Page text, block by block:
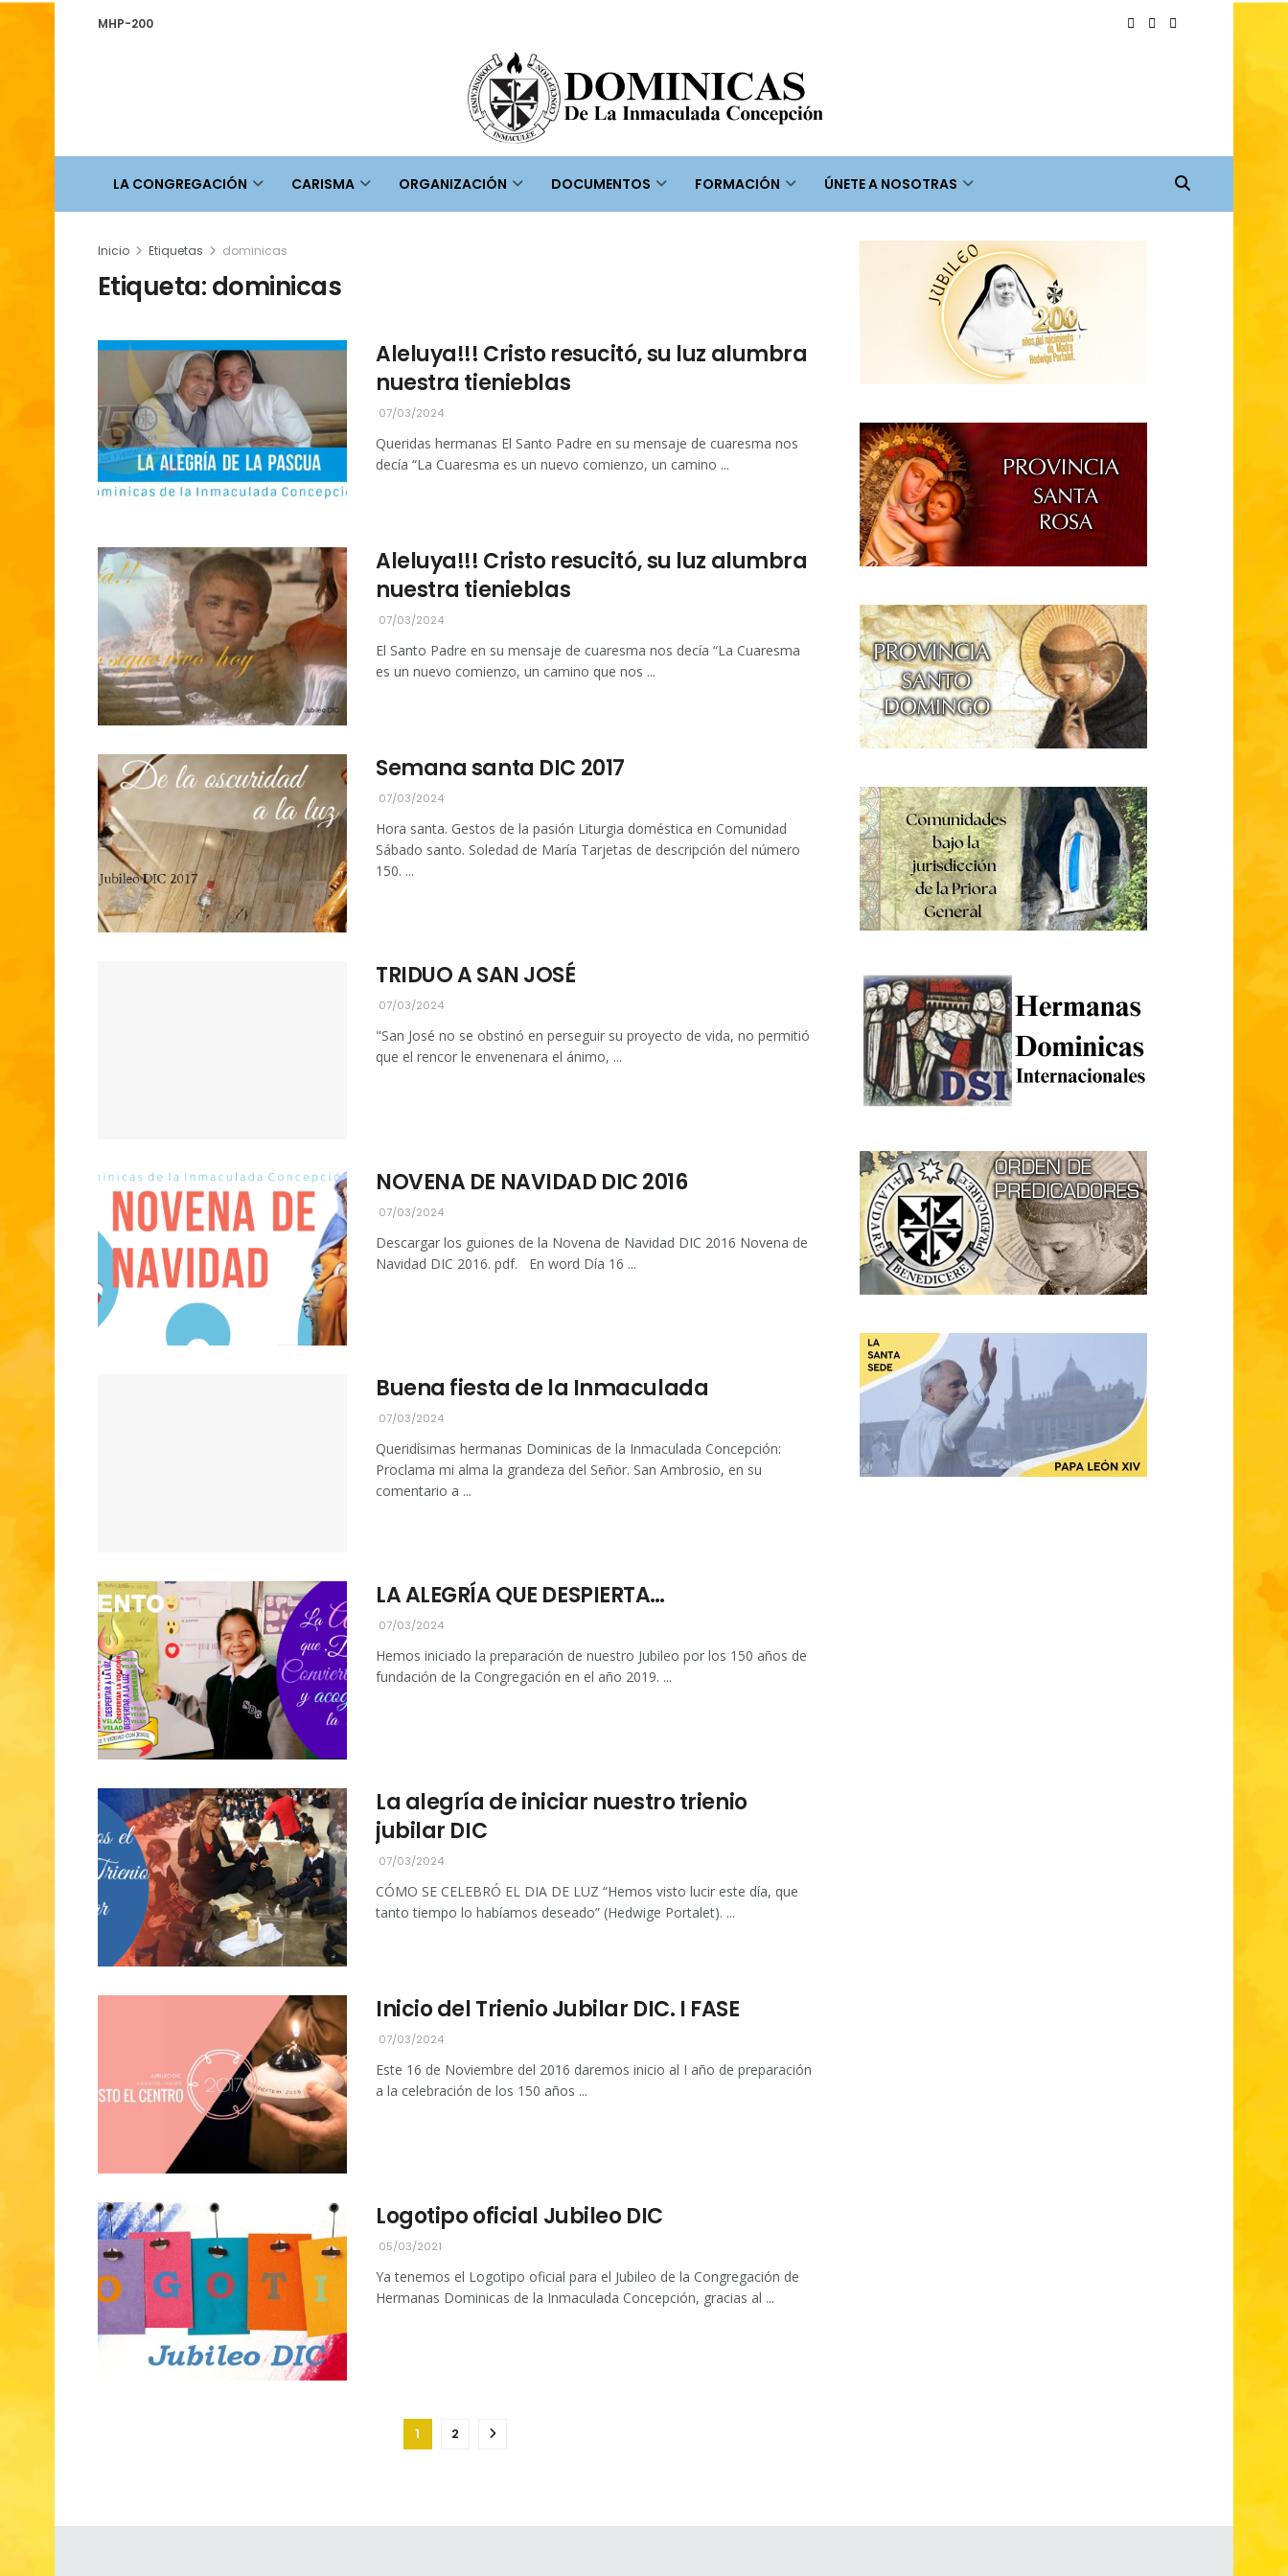
MHP-200
LA CONGREGACIÓN CARISMA ORGANIZACIÓN DOCUMENTOS FORMACIÓN ÚNETE A NOSOTRAS
Inicio Etiquetas dominicas
Etiqueta:dominicas
Aleluya!!! Cristo resucitó, su luz alumbra
nuestra tienieblas
07/03/2024
Queridas hermanas El Santo Padre en su mensaje de cuaresma nos
decía “La Cuaresma es un nuevo comienzo, un camino ...
Aleluya!!! Cristo resucitó, su luz alumbra
nuestra tienieblas
07/03/2024
El Santo Padre en su mensaje de cuaresma nos decía “La Cuaresma
es un nuevo comienzo, un camino que nos ...
Semana santa DIC 2017
07/03/2024
Hora santa. Gestos de la pasión Liturgia doméstica en Comunidad
Sábado santo. Soledad de María Tarjetas de descripción del número
150. ...
TRIDUO A SAN JOSÉ
07/03/2024
"San José no se obstinó en perseguir su proyecto de vida, no permitió
que el rencor le envenenara el ánimo, ...
NOVENA DE NAVIDAD DIC 2016
07/03/2024
Descargar los guiones de la Novena de Navidad DIC 2016 Novena de
Navidad DIC 2016. pdf. En word Día 16 ...
Buena fiesta de la Inmaculada
07/03/2024
Queridísimas hermanas Dominicas de la Inmaculada Concepción:
Proclama mi alma la grandeza del Señor. San Ambrosio, en su
comentario a ...
LA ALEGRÍA QUE DESPIERTA…
07/03/2024
Hemos iniciado la preparación de nuestro Jubileo por los 150 años de
fundación de la Congregación en el año 2019. ...
La alegría de iniciar nuestro trienio
jubilar DIC
07/03/2024
CÓMO SE CELEBRÓ EL DIA DE LUZ “Hemos visto lucir este día, que
tanto tiempo lo habíamos deseado” (Hedwige Portalet). ...
Inicio del Trienio Jubilar DIC. I FASE
07/03/2024
Este 16 de Noviembre del 2016 daremos inicio al I año de preparación
a la celebración de los 150 años ...
Logotipo oficial Jubileo DIC
05/03/2021
Ya tenemos el Logotipo oficial para el Jubileo de la Congregación de
Hermanas Dominicas de la Inmaculada Concepción, gracias al ...
1 2